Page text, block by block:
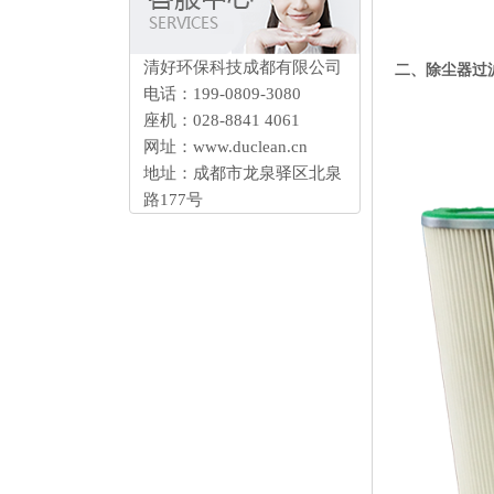
清好环保科技成都有限公司
电话：199-0809-3080
座机：028-88414061
网址：www.duclean.cn
地址：成都市龙泉驿区北泉
路177号
二、除尘器过